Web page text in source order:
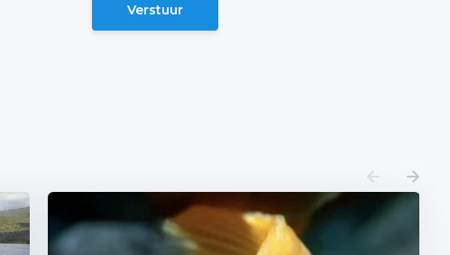
Verstuur